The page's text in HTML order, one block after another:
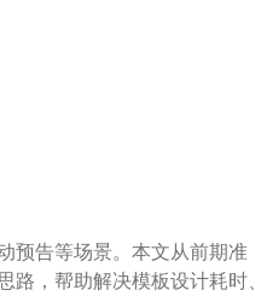
预告等场景。本文从前期准
，帮助解决模板设计耗时、